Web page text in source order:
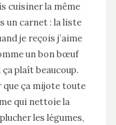
cuisiner la même
un carnet : la liste
je reçois j’aime
un bon bœuf
plaît beaucoup.
que ça mijote toute
qui nettoie la
les légumes,